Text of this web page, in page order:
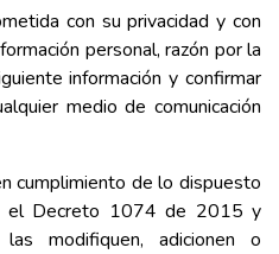
con su privacidad y con
personal, razón por la
información y confirmar
medio de comunicación
cumplimiento de lo dispuesto
Decreto 1074 de 2015 y
modifiquen, adicionen o